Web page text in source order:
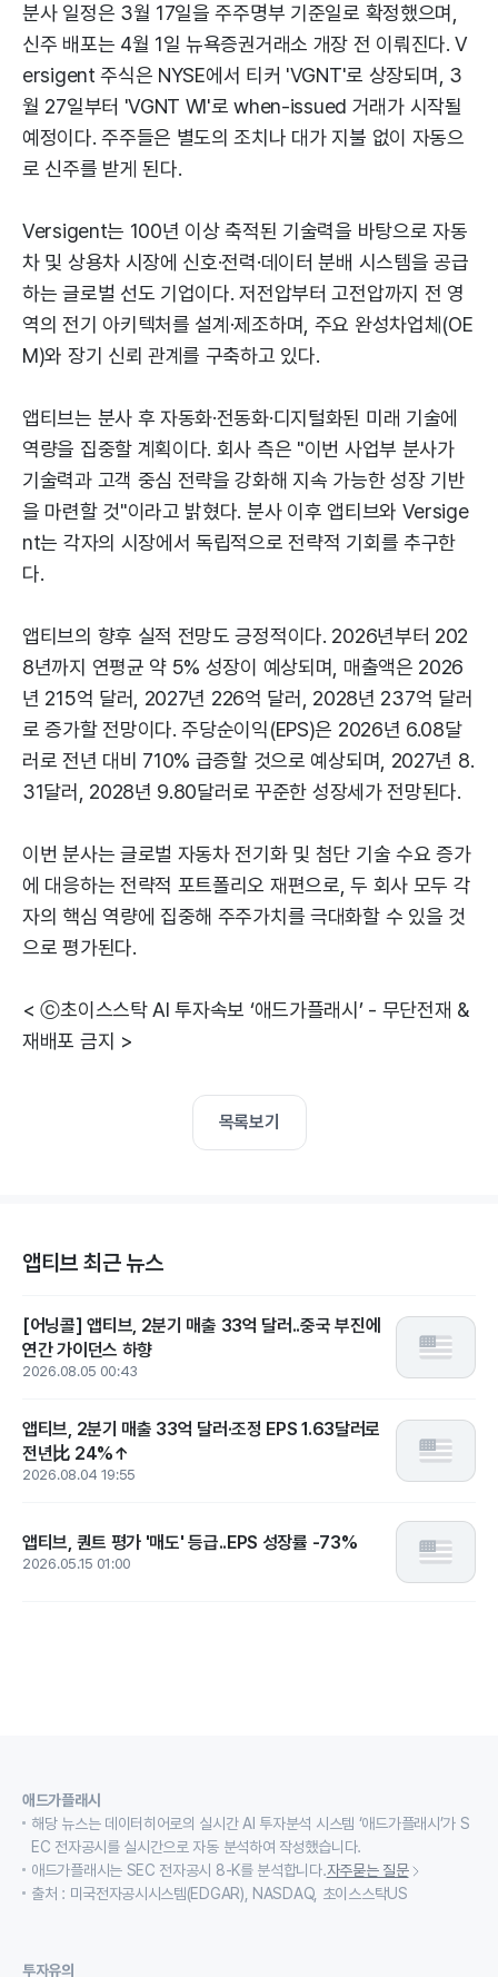
분사 일정은 3월 17일을 주주명부 기준일로 확정했으며,
신주 배포는 4월 1일 뉴욕증권거래소 개장 전 이뤄진다. V
ersigent 주식은 NYSE에서 티커 'VGNT'로 상장되며, 3
월 27일부터 'VGNT WI'로 when-issued 거래가 시작될
예정이다. 주주들은 별도의 조치나 대가 지불 없이 자동으
로 신주를 받게 된다.
Versigent는 100년 이상 축적된 기술력을 바탕으로 자동
차 및 상용차 시장에 신호·전력·데이터 분배 시스템을 공급
하는 글로벌 선도 기업이다. 저전압부터 고전압까지 전 영
역의 전기 아키텍처를 설계·제조하며, 주요 완성차업체(OE
M)와 장기 신뢰 관계를 구축하고 있다.
앱티브는 분사 후 자동화·전동화·디지털화된 미래 기술에
역량을 집중할 계획이다. 회사 측은 "이번 사업부 분사가
기술력과 고객 중심 전략을 강화해 지속 가능한 성장 기반
을 마련할 것"이라고 밝혔다. 분사 이후 앱티브와 Versige
nt는 각자의 시장에서 독립적으로 전략적 기회를 추구한
다.
앱티브의 향후 실적 전망도 긍정적이다. 2026년부터 202
8년까지 연평균 약 5% 성장이 예상되며, 매출액은 2026
년 215억 달러, 2027년 226억 달러, 2028년 237억 달러
로 증가할 전망이다. 주당순이익(EPS)은 2026년 6.08달
러로 전년 대비 710% 급증할 것으로 예상되며, 2027년 8.
31달러, 2028년 9.80달러로 꾸준한 성장세가 전망된다.
이번 분사는 글로벌 자동차 전기화 및 첨단 기술 수요 증가
에 대응하는 전략적 포트폴리오 재편으로, 두 회사 모두 각
자의 핵심 역량에 집중해 주주가치를 극대화할 수 있을 것
으로 평가된다.
< ⓒ초이스스탁 AI 투자속보 ‘애드가플래시’ - 무단전재 &
재배포 금지 >
목록보기
앱티브 최근 뉴스
[어닝콜] 앱티브, 2분기 매출 33억 달러..중국 부진에
연간 가이던스 하향
2026.08.05 00:43
앱티브, 2분기 매출 33억 달러·조정 EPS 1.63달러로
전년比 24%↑
2026.08.04 19:55
앱티브, 퀀트 평가 '매도' 등급..EPS 성장률 -73%
2026.05.15 01:00
애드가플래시
해당 뉴스는 데이터히어로의 실시간 AI 투자분석 시스템 ‘애드가플래시’가 S
EC 전자공시를 실시간으로 자동 분석하여 작성했습니다.
애드가플래시는 SEC 전자공시 8-K를 분석합니다.자주묻는 질문
출처 : 미국전자공시시스템(EDGAR), NASDAQ, 초이스스탁US
투자유의